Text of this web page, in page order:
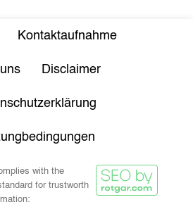
Kontaktaufnahme
Disclaimer
with the
for trustworth